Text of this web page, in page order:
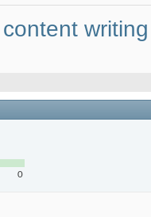
content writing
0